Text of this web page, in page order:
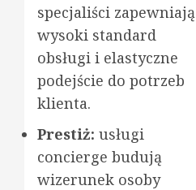
specjaliści zapewniają
wysoki standard
obsługi i elastyczne
podejście do potrzeb
klienta.
Prestiż: usługi
concierge budują
wizerunek osoby